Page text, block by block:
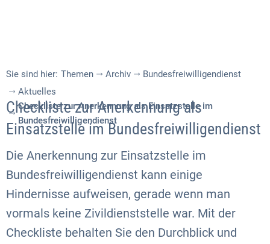
Sie sind hier: Themen Archiv
Bundesfreiwilligendienst
Aktuelles
Checkliste zur Anerkennung als Einsatzstelle im
Bundesfreiwilligendienst
Checkliste zur Anerkennung als
Einsatzstelle im Bundesfreiwilligendienst
Die Anerkennung zur Einsatzstelle im
Bundesfreiwilligendienst kann einige
Hindernisse aufweisen, gerade wenn man
vormals keine Zivildienststelle war. Mit der
Checkliste behalten Sie den Durchblick und